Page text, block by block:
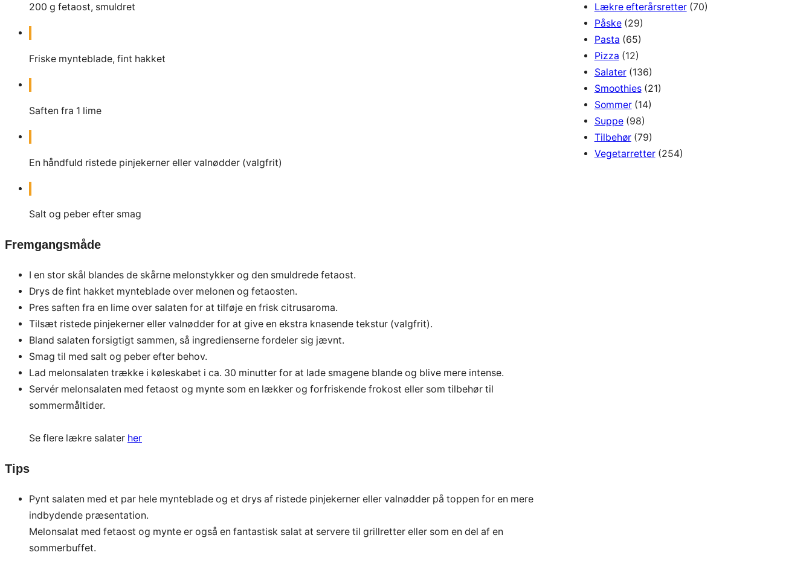
200 g fetaost, smuldret
Friske mynteblade, fint hakket
Saften fra 1 lime
En håndfuld ristede pinjekerner eller valnødder (valgfrit)
Salt og peber efter smag
Fremgangsmåde
I en stor skål blandes de skårne melonstykker og den smuldrede fetaost.
Drys de fint hakket mynteblade over melonen og fetaosten.
Pres saften fra en lime over salaten for at tilføje en frisk citrusaroma.
Tilsæt ristede pinjekerner eller valnødder for at give en ekstra knasende tekstur (valgfrit).
Bland salaten forsigtigt sammen, så ingredienserne fordeler sig jævnt.
Smag til med salt og peber efter behov.
Lad melonsalaten trække i køleskabet i ca. 30 minutter for at lade smagene blande og blive mere intense.
Servér melonsalaten med fetaost og mynte som en lækker og forfriskende frokost eller som tilbehør til
sommermåltider.
Se flere lækre salater her
Tips
Pynt salaten med et par hele mynteblade og et drys af ristede pinjekerner eller valnødder på toppen for en mere
indbydende præsentation.
Melonsalat med fetaost og mynte er også en fantastisk salat at servere til grillretter eller som en del af en
sommerbuffet.
Lækre efterårsretter(70)
Påske(29)
Pasta (65)
Pizza (12)
Salater(136)
Smoothies(21)
Sommer(14)
Suppe(98)
Tilbehør(79)
Vegetarretter(254)